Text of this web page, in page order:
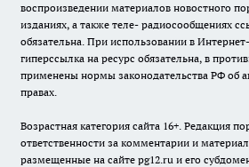
воспроизведении материалов новостного
изданиях, а также теле- радиосообщениях
обязательна. При использовании в
гиперссылка на ресурс обязательна, в
применены нормы законодательства РФ об
правах.
Возрастная категория сайта 16+. Редакция
ответственности за комментарии и
размещенные на сайте pg12.ru и его